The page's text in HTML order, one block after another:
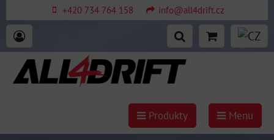
+420 734 764 158 info@all4drift.cz
Produkty Menu